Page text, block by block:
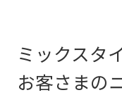
ミックスタ
お客さまの